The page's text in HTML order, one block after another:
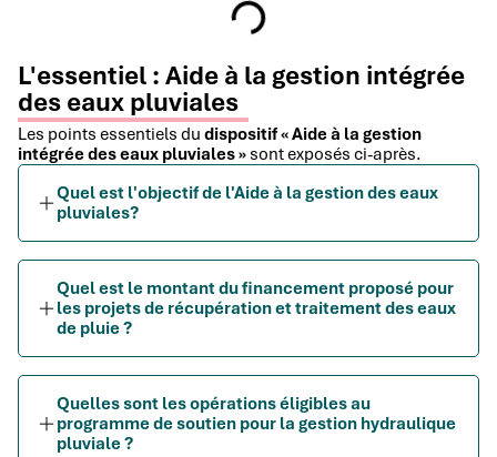
L'essentiel : Aide à la gestion intégrée
des eaux pluviales
Les points essentiels du dispositif « Aide à la gestion
intégrée des eaux pluviales » sont exposés ci-après.
Quel est l'objectif de l'Aide à la gestion des eaux
pluviales?
Quel est le montant du financement proposé pour
les projets de récupération et traitement des eaux
de pluie ?
Quelles sont les opérations éligibles au
programme de soutien pour la gestion hydraulique
pluviale ?